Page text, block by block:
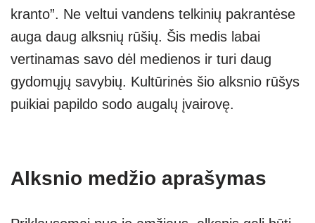
kranto”. Ne veltui vandens telkinių pakrantėse
auga daug alksnių rūšių. Šis medis labai
vertinamas savo dėl medienos ir turi daug
gydomųjų savybių. Kultūrinės šio alksnio rūšys
puikiai papildo sodo augalų įvairovę.
Alksnio medžio aprašymas